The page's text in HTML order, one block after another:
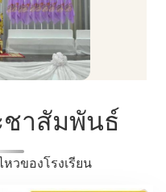
าสัมพันธ์
วของโรงเรียน